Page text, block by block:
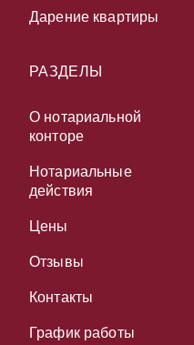
Дарение квартиры
РАЗДЕЛЫ
О нотариальной
конторе
Нотариальные
действия
Цены
Отзывы
Контакты
График работы